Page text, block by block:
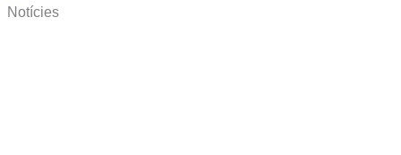
Notícies